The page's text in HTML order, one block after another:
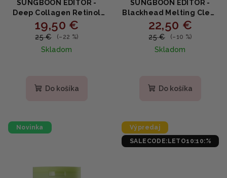
SUNGBOON EDITOR -
Deep Collagen Retinol
Power Boosting Pad 100
ks - Hĺbkovo hydratujúce
tonerové tampóny s
retinolem a kolagénom
19,50 €
25 € (–22 %)
Skladom
Do košíka
SUNGBOON EDITOR -
Blackhead Melting Clear
Pad - Čistiace tampóny
proti čiernym bodkám s
hamamelom a
alantoínom 30 ks
22,50 €
25 € (–10 %)
Skladom
Do košíka
Novinka
Výpredaj
SALECODE:LETO10:10:%